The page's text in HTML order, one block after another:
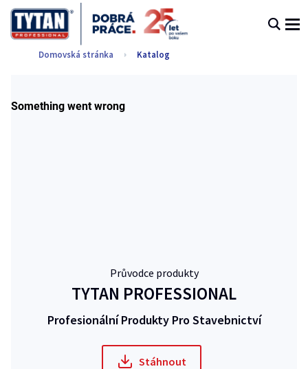
Domovská stránka Katalog
Průvodce produkty
TYTAN PROFESSIONAL
Profesionální Produkty Pro Stavebnictví
Stáhnout